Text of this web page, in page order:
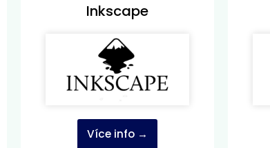
Inkscape
Více info →